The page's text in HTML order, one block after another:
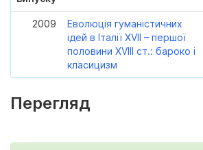
2009
Еволюція гуманістичних
ідей в Італії XVII – першої
половини XVIII ст.: бароко і
класицизм
Перегляд